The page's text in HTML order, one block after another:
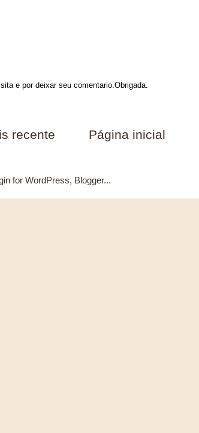
e por deixar seu comentario.Obrigada.
recente Página inicial